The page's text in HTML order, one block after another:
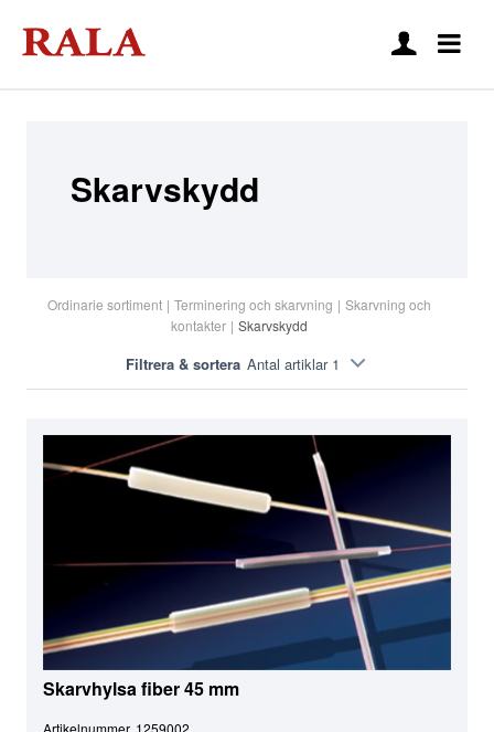
Skarvskydd
Ordinarie sortiment | Terminering och skarvning | Skarvning och
kontakter | Skarvskydd
Filtrera & sortera Antal artiklar 1
Skarvhylsa fiber 45 mm